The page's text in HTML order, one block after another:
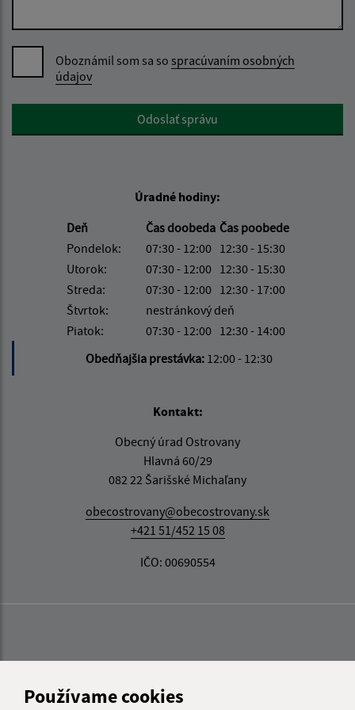
Používame cookies
Oboznámil som sa so spracúvaním osobných
údajov
Google reCaptcha ResponseOdoslať správu
Úradné hodiny:
Deň
Čas doobeda Čas poobede
Pondelok:
07:30 - 12:00 12:30 - 15:30
Utorok:
07:30 - 12:00 12:30 - 15:30
Streda:
07:30 - 12:00 12:30 - 17:00
Štvrtok:
nestránkový deň
Piatok:
07:30 - 12:00 12:30 - 14:00
Obedňajšia prestávka: 12:00 - 12:30
Kontakt:
Obecný úrad Ostrovany
Hlavná 60/29
082 22 Šarišské Michaľany
obecostrovany@obecostrovany.sk
+421 51/452 15 08
IČO: 00690554